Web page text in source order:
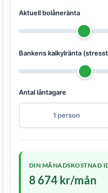
Aktuell bolåneränta
Bankens kalkylränta
Antal låntagare
1 person
DIN MÅNADSKOSTNAD
8 674 kr/mån